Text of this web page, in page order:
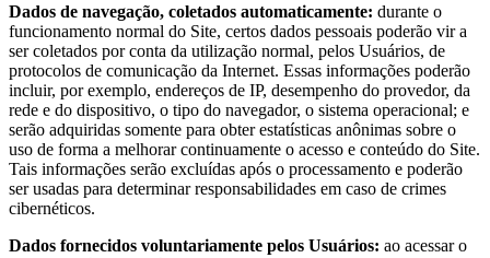
Dados de navegação, coletados automaticamente: durante o
funcionamento normal do Site, certos dados pessoais poderão vir a
ser coletados por conta da utilização normal, pelos Usuários, de
protocolos de comunicação da Internet. Essas informações poderão
incluir, por exemplo, endereços de IP, desempenho do provedor, da
rede e do dispositivo, o tipo do navegador, o sistema operacional; e
serão adquiridas somente para obter estatísticas anônimas sobre o
uso de forma a melhorar continuamente o acesso e conteúdo do Site.
Tais informações serão excluídas após o processamento e poderão
ser usadas para determinar responsabilidades em caso de crimes
cibernéticos.
Dados fornecidos voluntariamente pelos Usuários: ao acessar o